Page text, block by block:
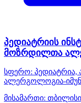
პედიატრიის
მოზრდილთა
სფერო:
ალერგოლოგია-
მისამართი: